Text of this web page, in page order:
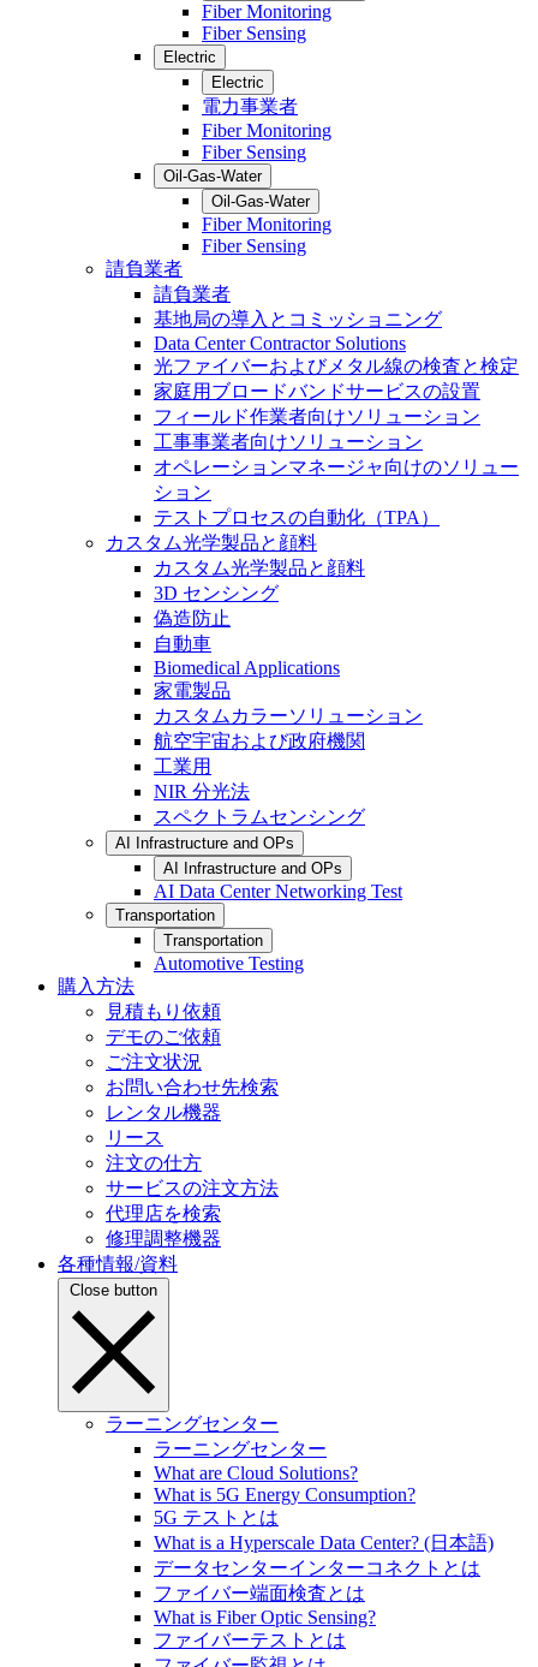
Fiber Monitoring
Fiber Sensing
Electric
Electric
電力事業者
Fiber Monitoring
Fiber Sensing
Oil-Gas-Water
Oil-Gas-Water
Fiber Monitoring
Fiber Sensing
請負業者
請負業者
基地局の導入とコミッショニング
Data Center Contractor Solutions
光ファイバーおよびメタル線の検査と検定
家庭用ブロードバンドサービスの設置
フィールド作業者向けソリューション
工事事業者向けソリューション
オペレーションマネージャ向けのソリュー
ション
テストプロセスの自動化（TPA）
カスタム光学製品と顔料
カスタム光学製品と顔料
3D センシング
偽造防止
自動車
Biomedical Applications
家電製品
カスタムカラーソリューション
航空宇宙および政府機関
工業用
NIR 分光法
スペクトラムセンシング
AI Infrastructure and OPs
AI Infrastructure and OPs
AI Data Center Networking Test
Transportation
Transportation
Automotive Testing
購入方法
見積もり依頼
デモのご依頼
ご注文状況
お問い合わせ先検索
レンタル機器
リース
注文の仕方
サービスの注文方法
代理店を検索
修理調整機器
各種情報/資料
Close button
ラーニングセンター
ラーニングセンター
What are Cloud Solutions?
What is 5G Energy Consumption?
5G テストとは
What is a Hyperscale Data Center? (日本語)
データセンターインターコネクトとは
ファイバー端面検査とは
What is Fiber Optic Sensing?
ファイバーテストとは